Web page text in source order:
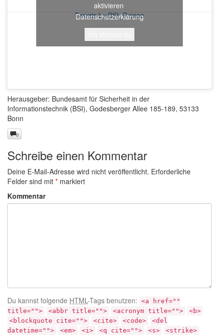
Tweets by BSI_Presse
aktivieren
Datenschutzerklärung
Herausgeber: Bundesamt für Sicherheit in der
Informationstechnik (BSI), Godesberger Allee 185-189, 53133
Bonn
0
Schreibe einen Kommentar
Deine E-Mail-Adresse wird nicht veröffentlicht. Erforderliche
Felder sind mit * markiert
Kommentar
Du kannst folgende HTML-Tags benutzen: <a href=""
title="">
<abbr title=""> <acronym title="">
<b>
<blockquote cite="">
<cite> <code>
<del
datetime="">
<em> <i> <q cite=""> <s>
<strike>